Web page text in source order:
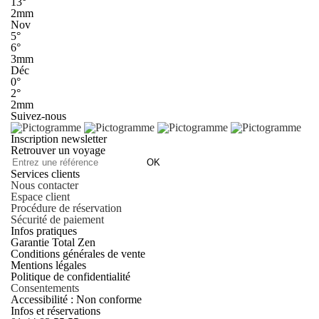
2mm
Nov
5°
6°
3mm
Déc
0°
2°
2mm
Suivez-nous
Inscription newsletter
Retrouver un voyage
OK
Services clients
Nous contacter
Espace client
Procédure de réservation
Sécurité de paiement
Infos pratiques
Garantie Total Zen
Conditions générales de vente
Mentions légales
Politique de confidentialité
Consentements
Accessibilité : Non conforme
Infos et réservations